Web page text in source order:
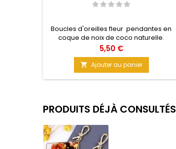
Boucles d'oreilles fleur pendantes en
coque de noix de coco naturelle.
Epaisses, elles sont légères, solides et
légèrement brillantes. Matière : coque
de coco Taille : 5 cm A porter tous les
jours
Prix
5,50 €
 Ajouter au panier
PRODUITS DÉJÀ CONSULTÉS